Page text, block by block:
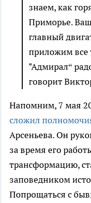
знаем, как
Приморье.
главный
приложим все
"Адмирал“
говорит
Напомним, 7 мая
сложил
Арсеньева. Он
за время его
трансформацию,
заповедником
Попрощаться с